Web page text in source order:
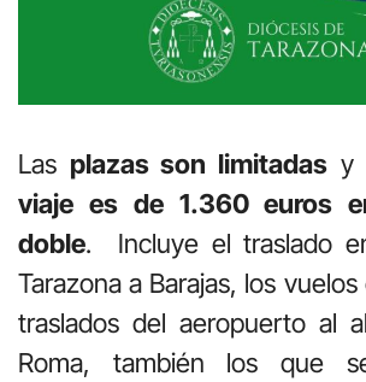
Las plazas son limitadas y
viaje es de 1.360 euros
doble. Incluye el traslado
Tarazona a Barajas, los
traslados del aeropuerto al
Roma, también los que